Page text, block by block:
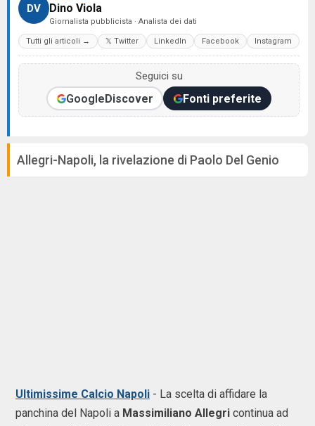
DV Dino Viola
Giornalista pubblicista · Analista dei dati
Tutti gli articoli → 𝕏 Twitter LinkedIn Facebook Instagram
Seguici su
GoogleDiscover Fonti preferite
Allegri-Napoli, la rivelazione di Paolo Del Genio
Ultimissime Calcio Napoli - La scelta di affidare la
panchina del Napoli a Massimiliano Allegri continua ad